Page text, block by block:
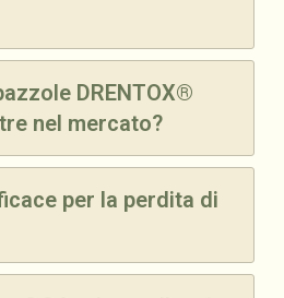
DRENTOX®
nel mercato?
per la perdita di